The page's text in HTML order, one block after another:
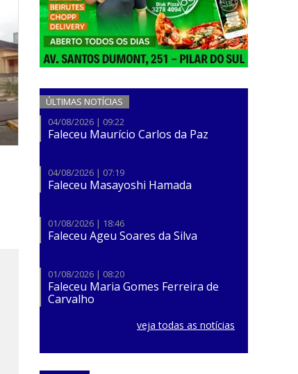
ÚLTIMAS NOTÍCIAS
04/08/2026 | 09:22
Faleceu Maurício Carlos da Paz
04/08/2026 | 07:19
Faleceu Masayoshi Hamada
01/08/2026 | 18:46
Faleceu Ageu Soares da Silva
01/08/2026 | 08:20
Faleceu Maria Gomes Ferreira de
Carvalho
veja todas as notícias